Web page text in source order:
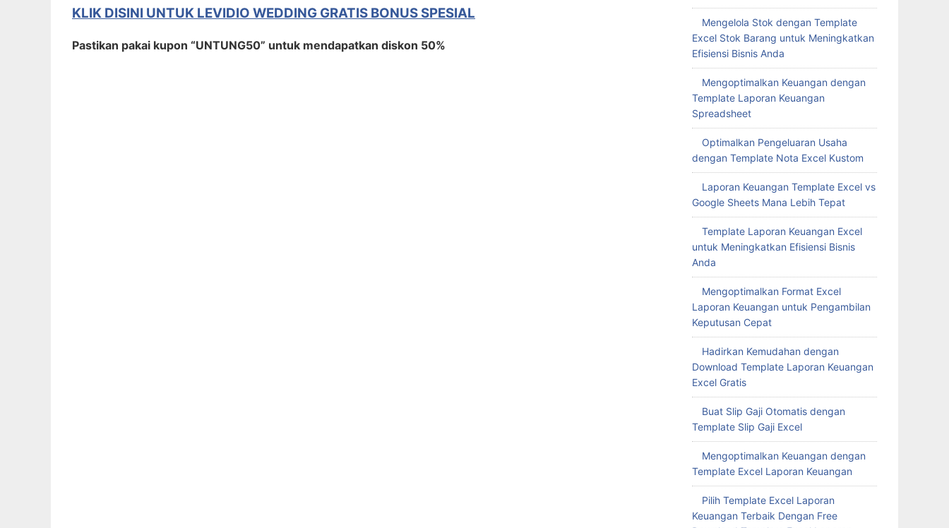
KLIK DISINI UNTUK LEVIDIO WEDDING GRATIS BONUS SPESIAL
Pastikan pakai kupon “UNTUNG50” untuk mendapatkan diskon 50%
Mengelola Stok dengan Template
Excel Stok Barang untuk Meningkatkan
Efisiensi Bisnis Anda
Mengoptimalkan Keuangan dengan
Template Laporan Keuangan
Spreadsheet
Optimalkan Pengeluaran Usaha
dengan Template Nota Excel Kustom
Laporan Keuangan Template Excel vs
Google Sheets Mana Lebih Tepat
Template Laporan Keuangan Excel
untuk Meningkatkan Efisiensi Bisnis
Anda
Mengoptimalkan Format Excel
Laporan Keuangan untuk Pengambilan
Keputusan Cepat
Hadirkan Kemudahan dengan
Download Template Laporan Keuangan
Excel Gratis
Buat Slip Gaji Otomatis dengan
Template Slip Gaji Excel
Mengoptimalkan Keuangan dengan
Template Excel Laporan Keuangan
Pilih Template Excel Laporan
Keuangan Terbaik Dengan Free